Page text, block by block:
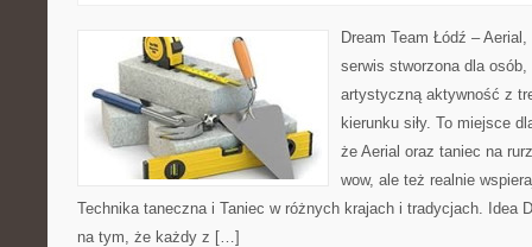
Dream Team Łódź –
serwis stworzona dla
artystyczną aktywność z
kierunku siły. To miejsce
że Aerial oraz taniec na
wow, ale też realnie
Technika taneczna i Taniec w różnych krajach i tradycjach. Idea
na tym, że każdy z […]